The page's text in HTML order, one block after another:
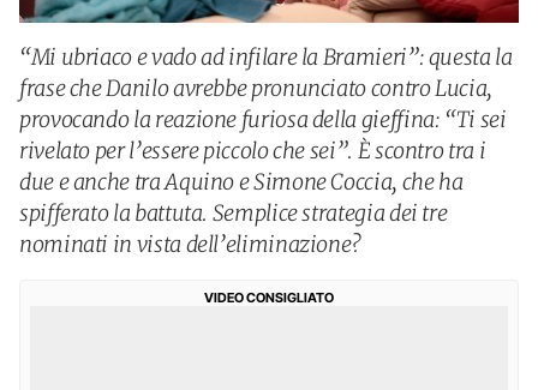
“Mi ubriaco e vado ad infilare la Bramieri”: questa la
frase che Danilo avrebbe pronunciato contro Lucia,
provocando la reazione furiosa della gieffina: “Ti sei
rivelato per l’essere piccolo che sei”. È scontro tra i
due e anche tra Aquino e Simone Coccia, che ha
spifferato la battuta. Semplice strategia dei tre
nominati in vista dell’eliminazione?
VIDEO CONSIGLIATO